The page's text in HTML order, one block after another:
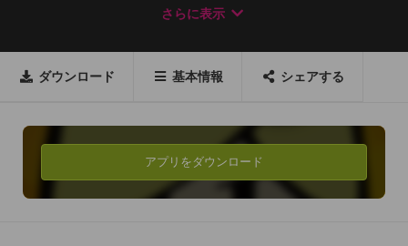
ちっちゃくてかわいいキャラクターをひっぱって！はなして！
とにかく突撃！なユニットをはじめ、遠くから射撃するユニッ
トや仲間を援護する魔法ユニットが
新ユニットをアンロックすることで続々参戦！自分だけの部隊
を作って戦おう☆
さらに表示
ダウンロード 基本情報 シェアする
アプリをダウンロード